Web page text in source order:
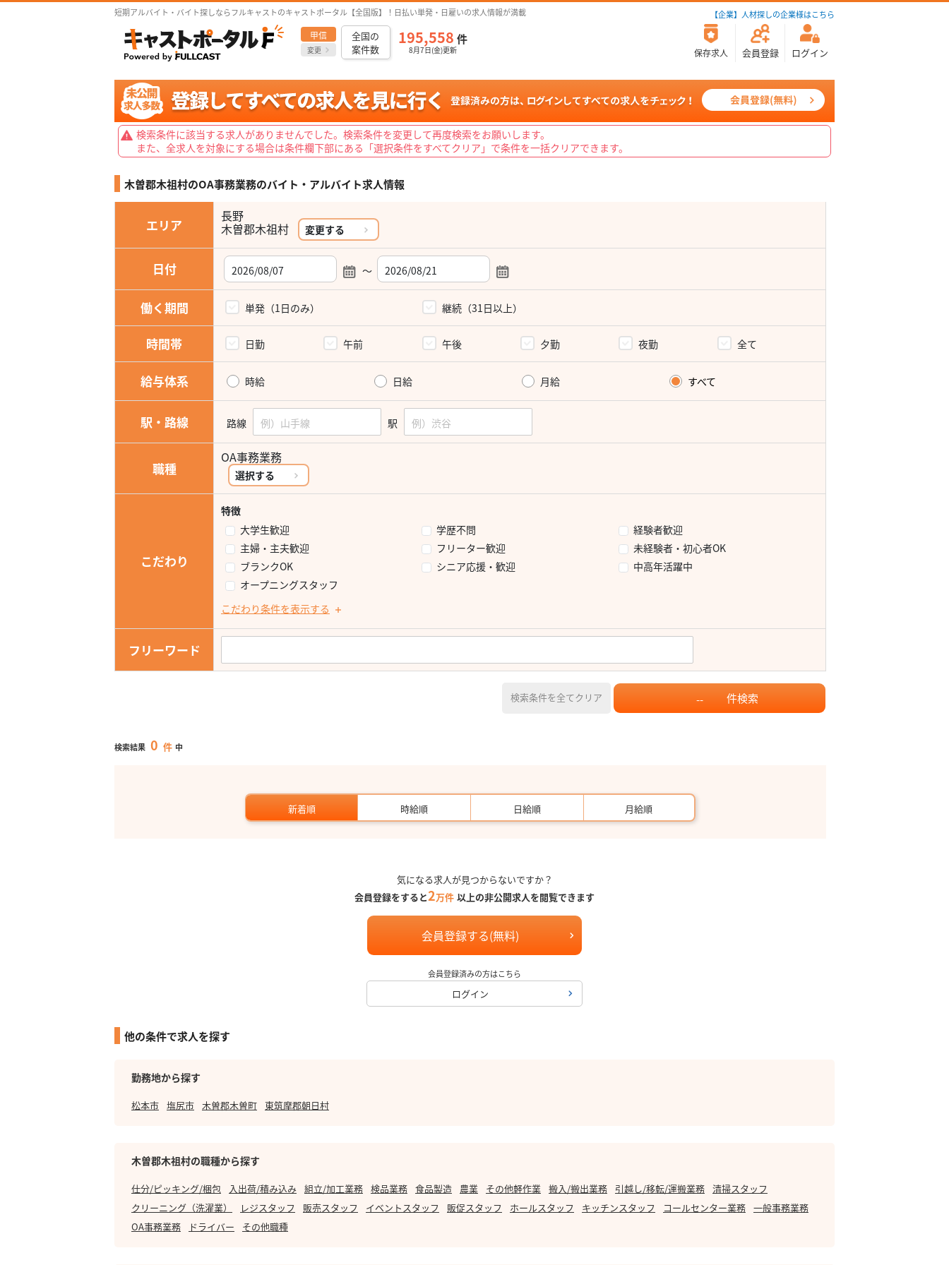
短期アルバイト・バイト探しならフルキャストのキャストポータル【全国版】！日払い単発・日雇いの求人情報が満載 【企業】人材探しの企業様はこちら
甲信
変更
全国の
案件数
195,558 件
8月7日(金)更新 保存求人 会員登録 ログイン
検索条件に該当する求人がありませんでした。検索条件を変更して再度検索をお願いします。
また、全求人を対象にする場合は条件欄下部にある「選択条件をすべてクリア」で条件を一括クリアできます。
木曽郡木祖村のOA事務業務のバイト・アルバイト求人情報
エリア
長野
木曽郡木祖村 変更する
日付 ～
働く期間 単発（1日のみ） 継続（31日以上）
時間帯 日勤 午前 午後 夕勤 夜勤 全て
給与体系 時給 日給 月給 すべて
駅・路線 路線 駅
職種
OA事務業務
選択する
こだわり
特徴
大学生歓迎
学歴不問
経験者歓迎
主婦・主夫歓迎
フリーター歓迎
未経験者・初心者OK
ブランクOK
シニア応援・歓迎
中高年活躍中
オープニングスタッフ
こだわり条件を表示する
フリーワード
検索条件を全てクリア -- 件検索
検索結果 0 件 中
新着順 時給順 日給順 月給順
気になる求人が見つからないですか？
会員登録をすると2万件 以上の非公開求人を閲覧できます
会員登録する(無料)
会員登録済みの方はこちら
ログイン
他の条件で求人を探す
勤務地から探す
松本市 塩尻市 木曽郡木曽町 東筑摩郡朝日村
木曽郡木祖村の職種から探す
仕分/ピッキング/梱包 入出荷/積み込み 組立/加工業務 検品業務 食品製造 農業 その他軽作業 搬入/搬出業務 引越し/移転/運搬業務 清掃スタッフ
クリーニング（洗濯業）
レジスタッフ 販売スタッフ イベントスタッフ 販促スタッフ ホールスタッフ キッチンスタッフ コールセンター業務 一般事務業務
OA事務業務
ドライバー その他職種